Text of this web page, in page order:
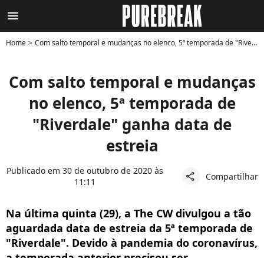
menu
Home Com salto temporal e mudanças no elenco, 5ª temporada de "Riverdale" ganha data de estreia
Com salto temporal e mudanças
no elenco, 5ª temporada de
"Riverdale" ganha data de
estreia
Publicado em 30 de outubro de 2020 às
11:11
share Compartilhar
Na última quinta (29), a The CW divulgou a tão
aguardada data de estreia da 5ª temporada de
"Riverdale". Devido à pandemia do coronavírus,